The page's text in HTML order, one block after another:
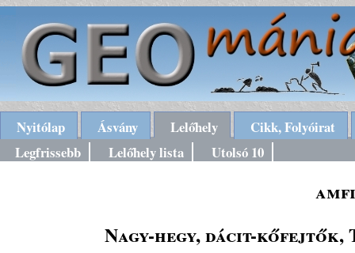
Nyitólap Ásvány Lelőhely
Cikk, Folyóirat
Legfrissebb
Lelőhely lista Utolsó 10
Nagy-hegy, dácit-kőfejtők,